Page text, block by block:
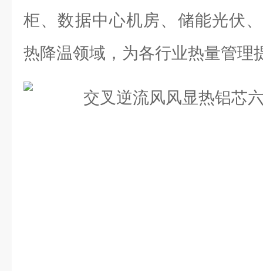
柜、数据中心机房、储能光伏
热降温领域，为各行业热量管理